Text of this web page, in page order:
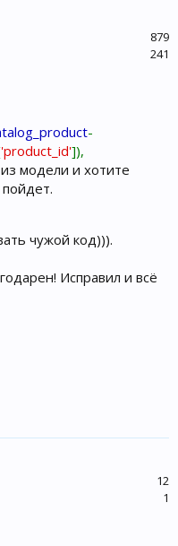
879
241
-
'product_id']),
модели и хотите
чужой код))).
Исправил и всё
12
1